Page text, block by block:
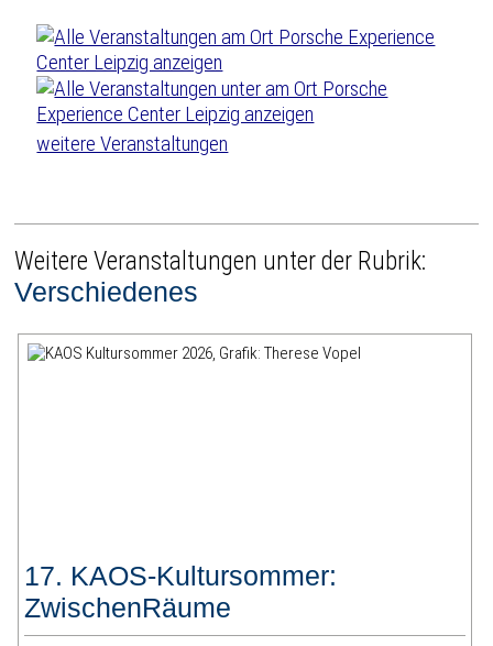
weitere Veranstaltungen
Weitere Veranstaltungen unter der Rubrik:
Verschiedenes
17. KAOS-Kultursommer:
ZwischenRäume